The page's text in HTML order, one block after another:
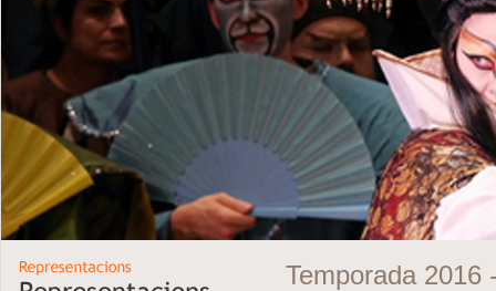
Temporada 2016